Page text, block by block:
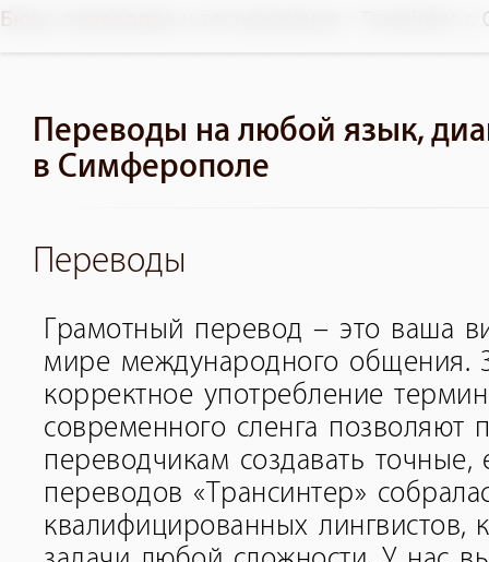
Бюро переводов и тестирования - Transinter
Переводы на любой язык,
в Симферополе
Переводы
Грамотный перевод – это ваша
мире международного общения.
корректное употребление
современного сленга позволяют
переводчикам создавать
переводов «Трансинтер»
квалифицированных лингвистов,